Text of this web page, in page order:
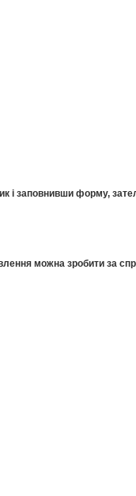
заповнивши форму,
можна зробити за